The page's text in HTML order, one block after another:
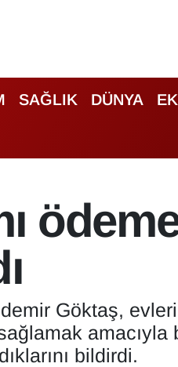
SAĞLIK DÜNYA
Göktaş,
bildirdi.